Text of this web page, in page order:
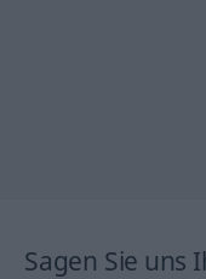
Sagen Sie uns